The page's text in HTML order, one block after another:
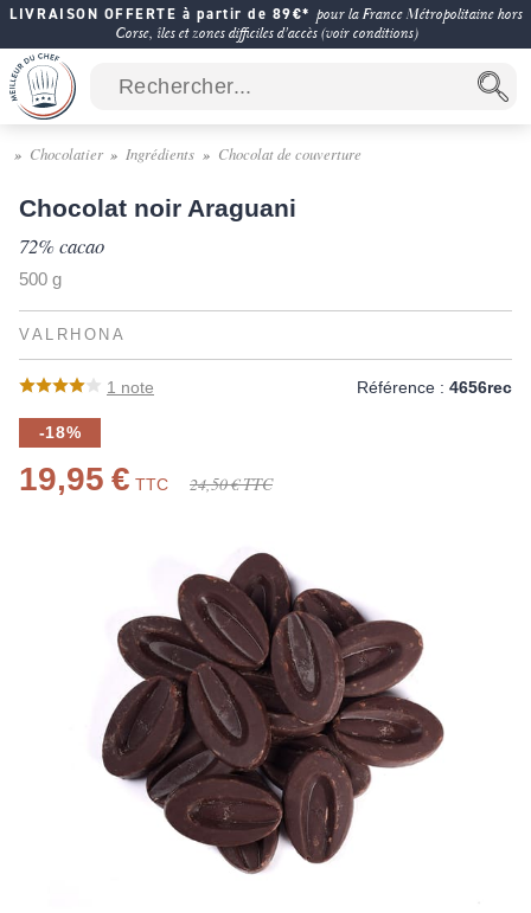
LIVRAISON OFFERTE à partir de 89€* pour la France Métropolitaine hors
Corse, îles et zones difficiles d'accès (voir conditions)
Chocolatier Ingrédients Chocolat de couverture
Chocolat noir Araguani
72% cacao
500 g
VALRHONA
1 note Référence : 4656rec
-18%
19,95 € TTC 24,50 €TTC